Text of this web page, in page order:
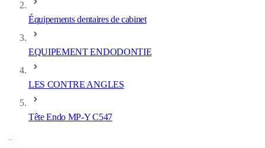
Équipements dentaires de cabinet
EQUIPEMENT ENDODONTIE
LES CONTRE ANGLES
Tête Endo MP-Y C547